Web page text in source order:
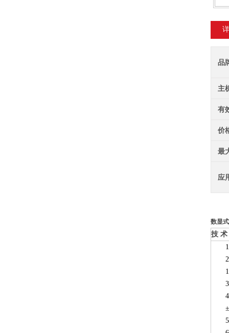
品
主
有
价
最
应
数显
技 术